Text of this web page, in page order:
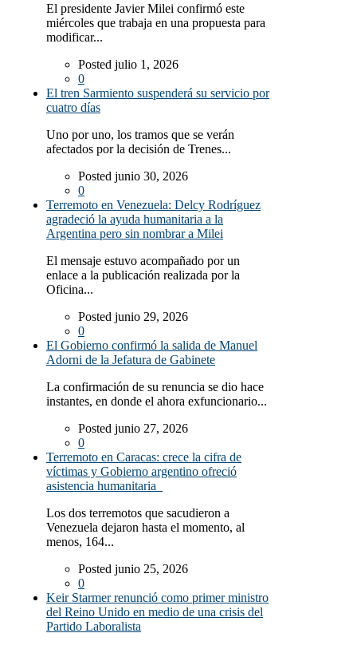
El presidente Javier Milei confirmó este
miércoles que trabaja en una propuesta para
modificar...
Posted julio 1, 2026
0
El tren Sarmiento suspenderá su servicio por
cuatro días
Uno por uno, los tramos que se verán
afectados por la decisión de Trenes...
Posted junio 30, 2026
0
Terremoto en Venezuela: Delcy Rodríguez
agradeció la ayuda humanitaria a la
Argentina pero sin nombrar a Milei
El mensaje estuvo acompañado por un
enlace a la publicación realizada por la
Oficina...
Posted junio 29, 2026
0
El Gobierno confirmó la salida de Manuel
Adorni de la Jefatura de Gabinete
La confirmación de su renuncia se dio hace
instantes, en donde el ahora exfuncionario...
Posted junio 27, 2026
0
Terremoto en Caracas: crece la cifra de
víctimas y Gobierno argentino ofreció
asistencia humanitaria
Los dos terremotos que sacudieron a
Venezuela dejaron hasta el momento, al
menos, 164...
Posted junio 25, 2026
0
Keir Starmer renunció como primer ministro
del Reino Unido en medio de una crisis del
Partido Laboralista